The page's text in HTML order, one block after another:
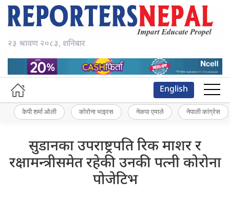
२३ श्रावण २०८३, शनिबार
English
केपी शर्मा ओली कोरोना भाइरस नेकपा एमाले नेपाली कांग्रेस
सुडानका उपराष्ट्रपति रिक माशर र
रक्षामन्त्रीसमेत रहेकी उनकी पत्नी कोरोना
पोजेटिभ